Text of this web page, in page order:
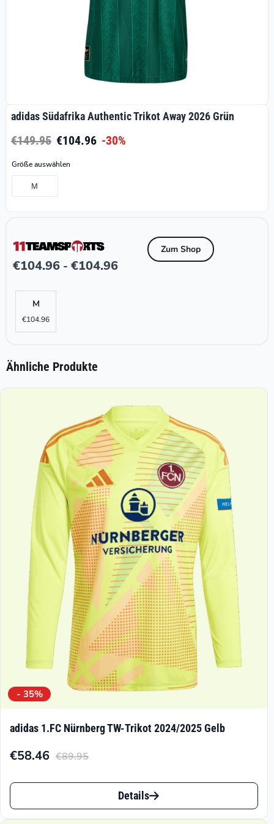
adidas Südafrika Authentic Trikot Away 2026 Grün
€149.95 €104.96 -30%
Größe auswählen
M
€104.96 - €104.96
Zum Shop
M
€104.96
Ähnliche Produkte
- 35%
adidas 1.FC Nürnberg TW-Trikot 2024/2025 Gelb
€89.95
Ursprünglicher
Preis
€89.95
€58.46
Aktueller
Preis
€58.46.
Dieses
Produkt
Details